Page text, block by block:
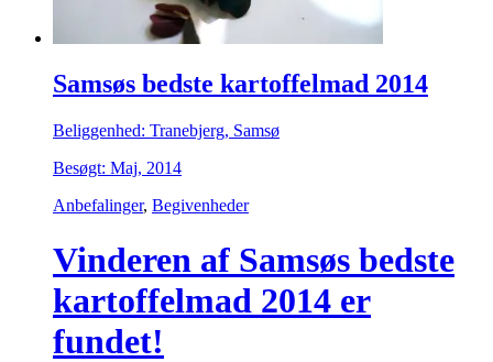
Samsøs bedste kartoffelmad 2014
Beliggenhed: Tranebjerg, Samsø
Besøgt: Maj, 2014
Anbefalinger, Begivenheder
Vinderen af Samsøs bedste
kartoffelmad 2014 er
fundet!